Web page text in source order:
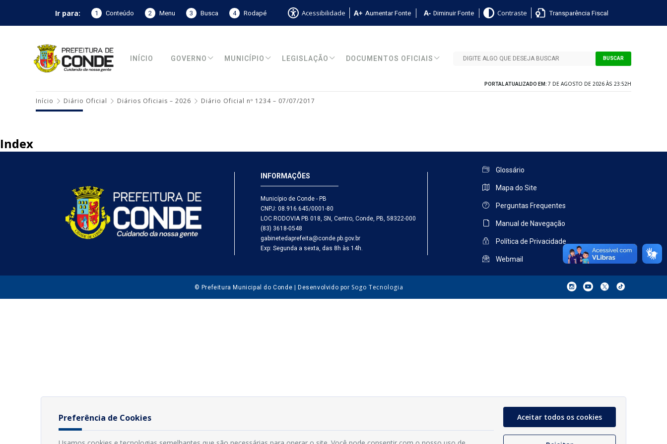
Ir para: 1 Conteúdo 2 Menu 3 Busca 4 Rodapé Acessibilidade Aumentar Fonte Diminuir Fonte Contraste Transparência Fiscal
INÍCIO GOVERNO MUNICÍPIO LEGISLAÇÃO DOCUMENTOS OFICIAIS BUSCAR
PORTAL ATUALIZADO EM: 7 DE AGOSTO DE 2026 ÀS 23:52H
Início Diário Oficial Diários Oficiais – 2026 Diário Oficial nº 1234 – 07/07/2017
Index
INFORMAÇÕES
Município de Conde - PB
CNPJ: 08.916.645/0001-80
LOC RODOVIA PB 018, SN, Centro, Conde, PB, 58322-000
(83) 3618-0548
gabinetedaprefeita@conde.pb.gov.br
Exp: Segunda a sexta, das 8h às 14h.
Glossário
Mapa do Site
Perguntas Frequentes
Manual de Navegação
Política de Privacidade
Webmail
© Prefeitura Municipal do Conde | Desenvolvido por Sogo Tecnologia
Preferência de Cookies Aceitar todos os cookies